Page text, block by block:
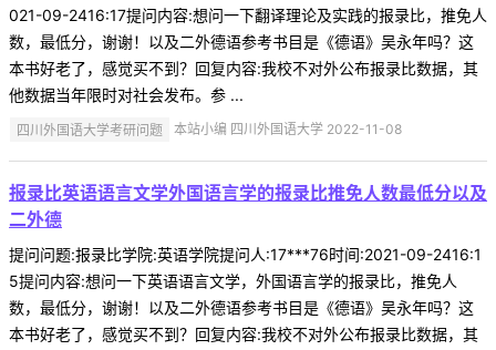
021-09-2416:17提问内容:想问一下翻译理论及实践的报录比，推免人
数，最低分，谢谢！以及二外德语参考书目是《德语》吴永年吗？这
本书好老了，感觉买不到？回复内容:我校不对外公布报录比数据，其
他数据当年限时对社会发布。参 ...
四川外国语大学考研问题 本站小编 四川外国语大学 2022-11-08
报录比英语语言文学外国语言学的报录比推免人数最低分以及
二外德
提问问题:报录比学院:英语学院提问人:17***76时间:2021-09-2416:1
5提问内容:想问一下英语语言文学，外国语言学的报录比，推免人
数，最低分，谢谢！以及二外德语参考书目是《德语》吴永年吗？这
本书好老了，感觉买不到？回复内容:我校不对外公布报录比数据，其